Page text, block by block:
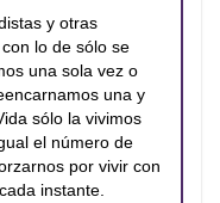
y otras
lo de sólo se
una sola vez o
una y
sólo la vivimos
el número de
por vivir con
instante.